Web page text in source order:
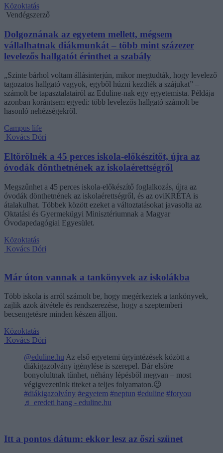
Közoktatás
Vendégszerző
Dolgoznának az egyetem mellett, mégsem
vállalhatnak diákmunkát – több mint százezer
levelezős hallgatót érinthet a szabály
„Szinte bárhol voltam állásinterjún, mikor megtudták, hogy levelező
tagozatos hallgató vagyok, egyből húzni kezdték a szájukat” –
számolt be tapasztalatairól az Eduline-nak egy egyetemista. Példája
azonban korántsem egyedi: több levelezős hallgató számolt be
hasonló nehézségekről.
Campus life
Kovács Dóri
Eltörölnék a 45 perces iskola-előkészítőt, újra az
óvodák dönthetnének az iskolaérettségről
Megszűnhet a 45 perces iskola-előkészítő foglalkozás, újra az
óvodák dönthetnének az iskolaérettségről, és az oviKRÉTA is
átalakulhat. Többek között ezeket a változtatásokat javasolta az
Oktatási és Gyermekügyi Minisztériumnak a Magyar
Óvodapedagógiai Egyesület.
Közoktatás
Kovács Dóri
Már úton vannak a tankönyvek az iskolákba
Több iskola is arról számolt be, hogy megérkeztek a tankönyvek,
zajlik azok átvétele és rendszerezése, hogy a szeptemberi
becsengetésre minden készen álljon.
Közoktatás
Kovács Dóri
@eduline.hu Az első egyetemi ügyintézések között a
diákigazolvány igénylése is szerepel. Bár elsőre
bonyolultnak tűnhet, néhány lépésből megvan – most
végigvezetünk titeket a teljes folyamaton.😉
#diákigazolvány #egyetem #neptun #eduline #foryou
♬ eredeti hang - eduline.hu
Itt a pontos dátum: ekkor lesz az őszi szünet